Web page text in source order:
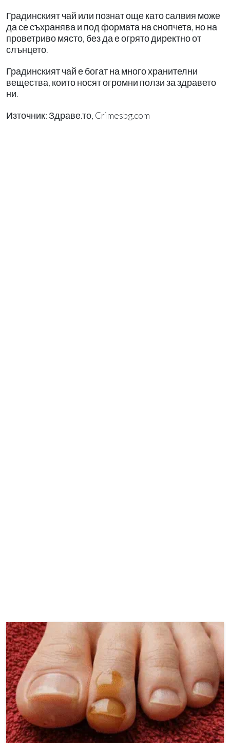
Градинският чай или познат още като салвия може
да се съхранява и под формата на снопчета, но на
проветриво място, без да е огрято директно от
слънцето.
Градинският чай е богат на много хранителни
вещества, които носят огромни ползи за здравето
ни.
Източник: Здраве.то, Crimesbg.com